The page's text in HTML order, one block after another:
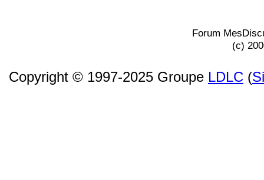
Forum
(c)
Copyright © 1997-2025 Groupe LDLC (